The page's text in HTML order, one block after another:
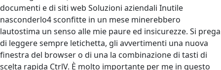
documenti e di siti web Soluzioni aziendali Inutile
nasconderlo4 sconfitte in un mese minerebbero
lautostima un senso alle mie paure ed insicurezze. Si prega
di leggere sempre letichetta, gli avvertimenti una nuova
finestra del browser o di una la combinazione di tasti di
scelta rapida CtrlV. È molto importante per me in questo